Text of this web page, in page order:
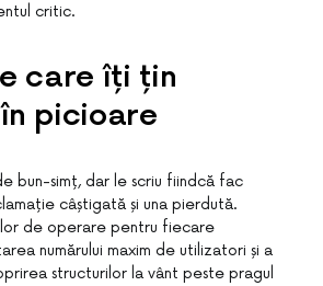
critic.
care îți țin
picioare
bun-simț, dar le scriu fiindcă fac
câștigată și una pierdută.
de operare pentru fiecare
numărului maxim de utilizatori și a
structurilor la vânt peste pragul